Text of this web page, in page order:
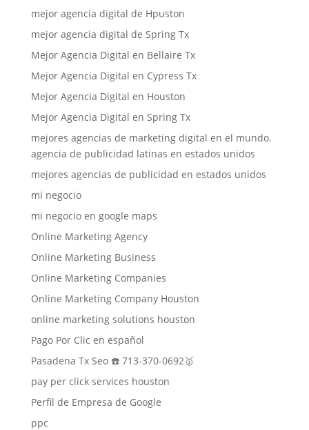
mejor agencia digital de Hpuston
mejor agencia digital de Spring Tx
Mejor Agencia Digital en Bellaire Tx
Mejor Agencia Digital en Cypress Tx
Mejor Agencia Digital en Houston
Mejor Agencia Digital en Spring Tx
mejores agencias de marketing digital en el mundo.
agencia de publicidad latinas en estados unidos
mejores agencias de publicidad en estados unidos
mi negocio
mi negocio en google maps
Online Marketing Agency
Online Marketing Business
Online Marketing Companies
Online Marketing Company Houston
online marketing solutions houston
Pago Por Clic en español
Pasadena Tx Seo ☎️ 713-370-0692🥇
pay per click services houston
Perfil de Empresa de Google
ppc